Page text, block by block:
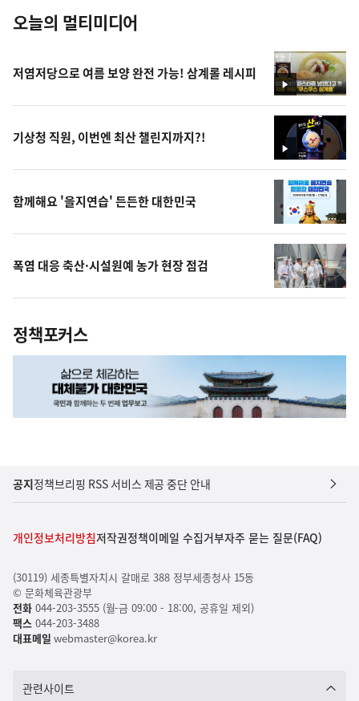
오늘의 멀티미디어
영
상
저염저당으로 여름 보양 완전 가능! 삼계롤 레시피
영
상
기상청 직원, 이번엔 최산 챌린지까지?!
함께해요 '을지연습' 든든한 대한민국
폭염 대응 축산·시설원예 농가 현장 점검
정책포커스
공지정책브리핑 RSS 서비스 제공 중단 안내
개인정보처리방침저작권정책이메일 수집거부자주 묻는 질문(FAQ)
(30119) 세종특별자치시 갈매로 388 정부세종청사 15동
© 문화체육관광부
전화044-203-3555 (월-금 09:00 - 18:00, 공휴일 제외)
팩스044-203-3488
대표메일 webmaster@korea.kr
관련사이트